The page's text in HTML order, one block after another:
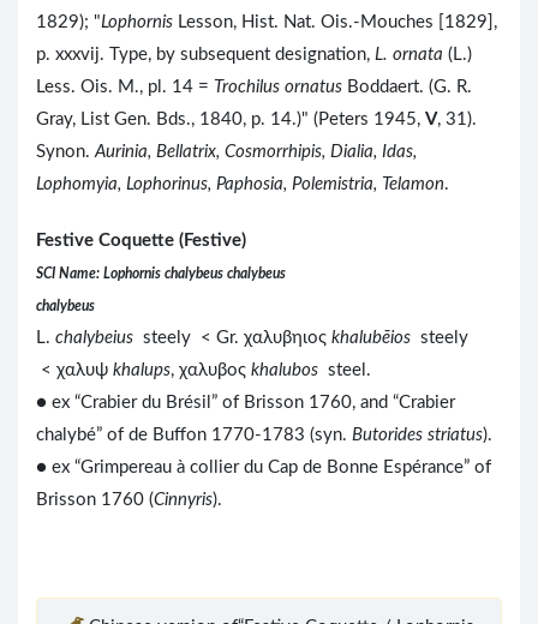
1829); "Lophornis Lesson, Hist. Nat. Ois.-Mouches [1829],
p. xxxvij. Type, by subsequent designation, L. ornata (L.)
Less. Ois. M., pl. 14 = Trochilus ornatus Boddaert. (G. R.
Gray, List Gen. Bds., 1840, p. 14.)" (Peters 1945, V, 31).
Synon. Aurinia, Bellatrix, Cosmorrhipis, Dialia, Idas,
Lophomyia, Lophorinus, Paphosia, Polemistria, Telamon.
Festive Coquette (Festive)
SCI Name: Lophornis chalybeus chalybeus
chalybeus
L. chalybeius steely < Gr. χαλυβηιος khalubēios steely
< χαλυψ khalups, χαλυβος khalubos steel.
● ex “Crabier du Brésil” of Brisson 1760, and “Crabier
chalybé” of de Buffon 1770-1783 (syn. Butorides striatus).
● ex “Grimpereau à collier du Cap de Bonne Espérance” of
Brisson 1760 (Cinnyris).